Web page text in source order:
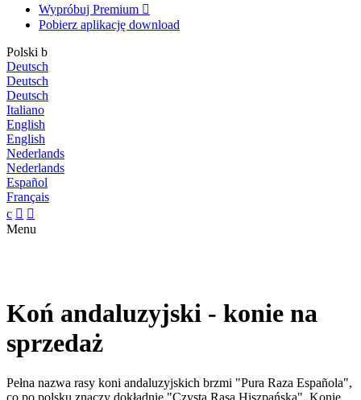
Wypróbuj Premium 
Pobierz aplikację download
Polski b
Deutsch
Deutsch
Deutsch
Italiano
English
English
Nederlands
Nederlands
Español
Français
c  
Menu
Koń andaluzyjski - konie na
sprzedaż
Pełna nazwa rasy koni andaluzyjskich brzmi "Pura Raza Española",
co po polsku znaczy dokładnie "Czysta Rasa Hiszpańska". Konie